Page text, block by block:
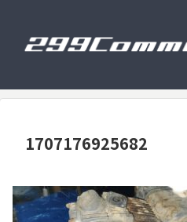
1707176925682